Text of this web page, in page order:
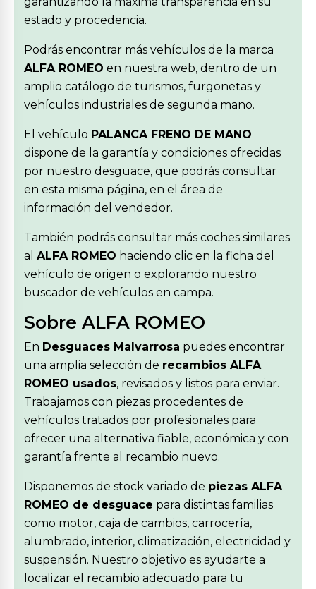
estado y procedencia.
Podrás encontrar más vehículos de la marca
ALFA ROMEO en nuestra web, dentro de un
amplio catálogo de turismos, furgonetas y
vehículos industriales de segunda mano.
El vehículo PALANCA FRENO DE MANO
dispone de la garantía y condiciones ofrecidas
por nuestro desguace, que podrás consultar
en esta misma página, en el área de
información del vendedor.
También podrás consultar más coches similares
al ALFA ROMEO haciendo clic en la ficha del
vehículo de origen o explorando nuestro
buscador de vehículos en campa.
Sobre ALFA ROMEO
En Desguaces Malvarrosa puedes encontrar
una amplia selección de recambios ALFA
ROMEO usados, revisados y listos para enviar.
Trabajamos con piezas procedentes de
vehículos tratados por profesionales para
ofrecer una alternativa fiable, económica y con
garantía frente al recambio nuevo.
Disponemos de stock variado de piezas ALFA
ROMEO de desguace para distintas familias
como motor, caja de cambios, carrocería,
alumbrado, interior, climatización, electricidad y
suspensión. Nuestro objetivo es ayudarte a
localizar el recambio adecuado para tu